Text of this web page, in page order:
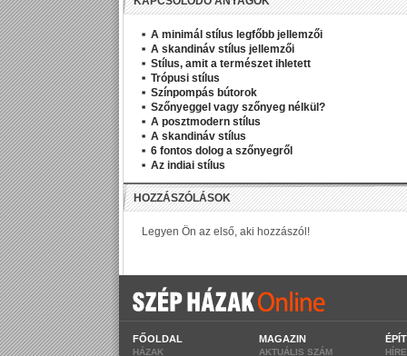
A minimál stílus legfőbb jellemzői
A skandináv stílus jellemzői
Stílus, amit a természet ihletett
Trópusi stílus
Színpompás bútorok
Szőnyeggel vagy szőnyeg nélkül?
A posztmodern stílus
A skandináv stílus
6 fontos dolog a szőnyegről
Az indiai stílus
FŐOLDAL
HÁZAK
MAGAZIN
AKTUÁLIS SZÁM